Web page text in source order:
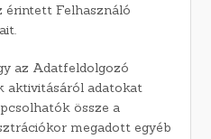
érintett Felhasználó
az Adatfeldolgozó
aktivitásáról adatokat
össze a
megadott egyéb